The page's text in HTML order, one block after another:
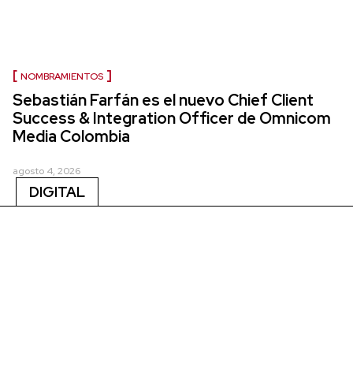
NOMBRAMIENTOS
Sebastián Farfán es el nuevo Chief Client
Success & Integration Officer de Omnicom
Media Colombia
agosto 4, 2026
DIGITAL